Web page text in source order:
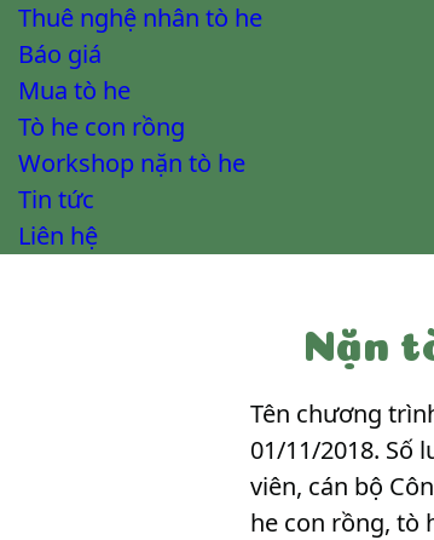
Thuê nghệ nhân tò he
Báo giá
Mua tò he
Tò he con rồng
Workshop nặn tò he
Tin tức
Liên hệ
Nặn
Tên chương
01/11/2018. Số
viên, cán bộ
he con rồng, tò